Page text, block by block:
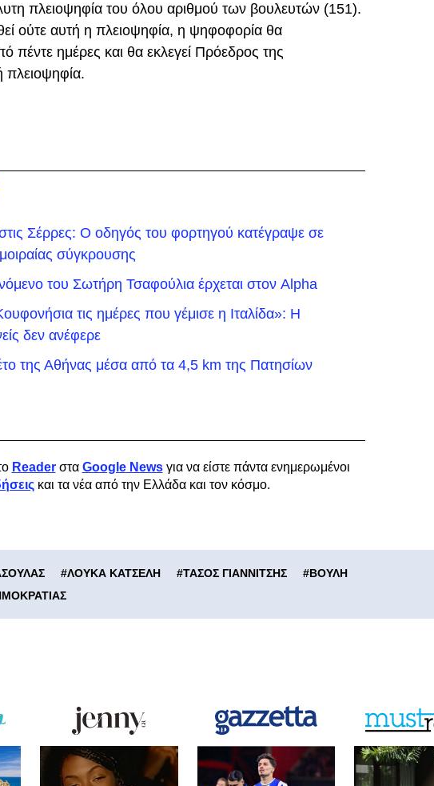
πλειοψηφία του όλου αριθμού των βουλευτών (151).
ούτε αυτή η πλειοψηφία, η ψηφοφορία θα
πέντε ημέρες και θα εκλεγεί Πρόεδρος της
πλειοψηφία.
Σέρρες: Ο οδηγός του φορτηγού κατέγραψε σε
σύγκρουσης
του Σωτήρη Τσαφούλια έρχεται στον Alpha
τις ημέρες που γέμισε η Ιταλίδα»: Η
δεν ανέφερε
της Αθήνας μέσα από τα 4,5 km της Πατησίων
Readerστα Google Newsγια να είστε πάντα ενημερωμένοι
και τα νέα από την Ελλάδα και τον κόσμο.
#ΛΟΥΚΑ ΚΑΤΣΕΛΗ #ΤΑΣΟΣ ΓΙΑΝΝΙΤΣΗΣ #ΒΟΥΛΗ